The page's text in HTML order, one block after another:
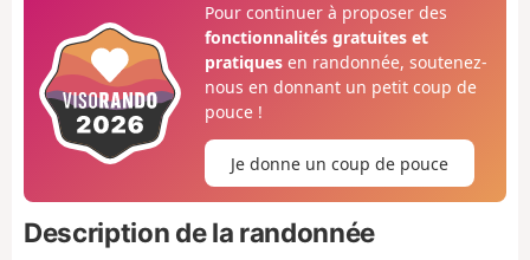
Pour continuer à proposer des
fonctionnalités gratuites et
pratiquesen randonnée, soutenez-
nous en donnant un petit coup de
pouce !
Je donne un coup de pouce
Description de la randonnée